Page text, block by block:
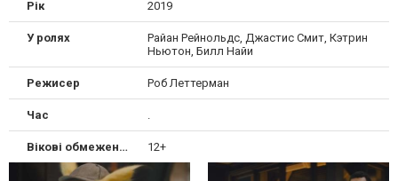
Рік 2019
У ролях
Райан Рейнольдс, Джастис Смит, Кэтрин
Ньютон, Билл Найи
Режисер Роб Леттерман
Час
Вікові обмеження 12+